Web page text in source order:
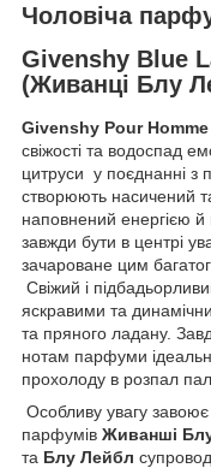
Чоловіча
Givenshy Blue
(Живанці Блу
Givеnshy Pоur
свіжості та водоспад
цитруси у поєднанні
створюють насичений
наповнений енергією й
завжди бути в центрі
зачароване цим
Свіжий і
яскравими та
та пряного ладану.
нотам парфуми
прохолоду в розпал
Особливу увагу завоює
парфумів Живанші
та Блу Лейбл